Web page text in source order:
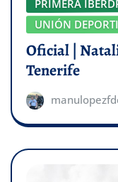
PRIMERA
UNIÓN
Oficial |
Tenerife